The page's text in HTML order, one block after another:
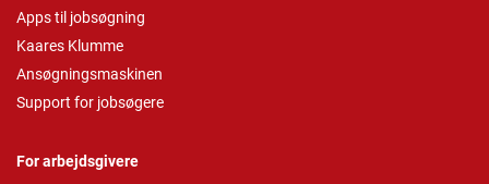
Apps til jobsøgning
Kaares Klumme
Ansøgningsmaskinen
Support for jobsøgere
For arbejdsgivere